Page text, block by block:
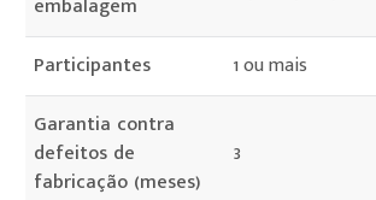
embalagem
Participantes
1 ou mais
Garantia contra
defeitos de
fabricação (meses)
3